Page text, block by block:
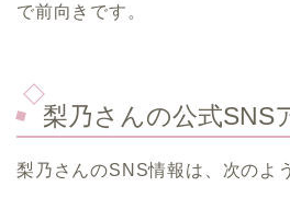
で前向きです。
梨乃さんの公式SNS
梨乃さんのSNS情報は、次のよ